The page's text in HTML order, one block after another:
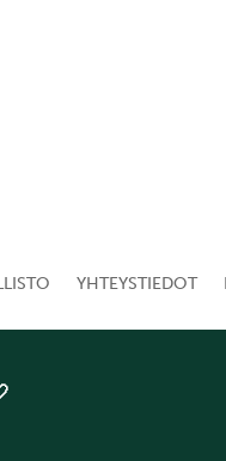
YHTEYSTIEDOT